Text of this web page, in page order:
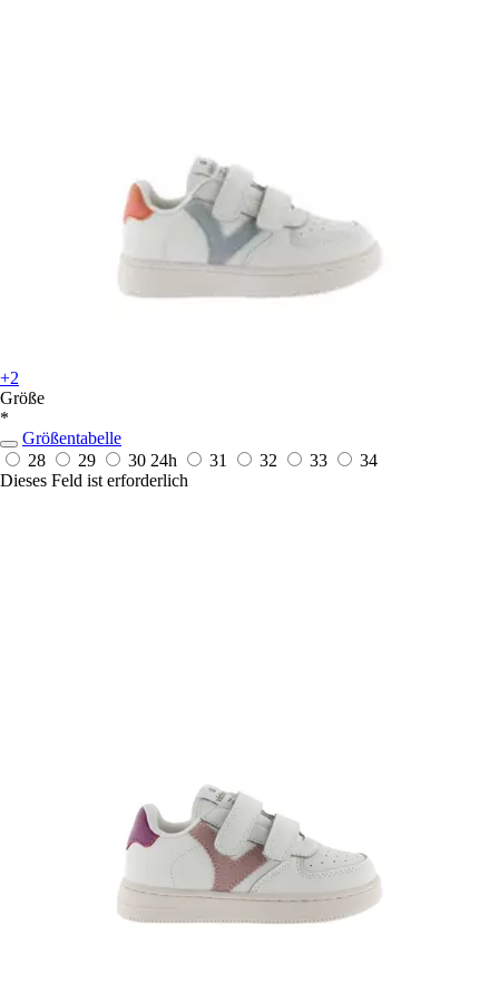
+2
Größe
*
Größentabelle
28
29 30 24h 31 32 33
34
Dieses Feld ist erforderlich